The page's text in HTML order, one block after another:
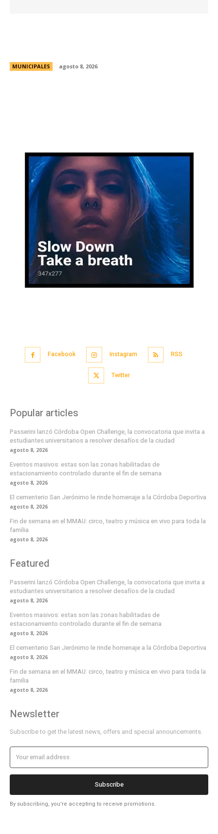
MUNICIPALES agosto 8, 2026
Facebook Instagram RSS
Twitter
Popular articles
Passerini lanzó Córdoba Open Challenge, la convocatoria que invita a
estudiantes universitarios a resolver desafíos de la ciudad
agosto 8, 2026
Eventos masivos: estas son las zonas habilitadas de
estacionamiento controlado durante el fin de semana
agosto 8, 2026
El cementerio San Jerónimo le rinde homenaje a la Córdoba Deportiva
agosto 8, 2026
Fin de semana en el MMAU: circo, teatro y música en vivo para toda la
familia
agosto 8, 2026
Featured
Passerini lanzó Córdoba Open Challenge, la convocatoria que invita a
estudiantes universitarios a resolver desafíos de la ciudad
agosto 8, 2026
Eventos masivos: estas son las zonas habilitadas de
estacionamiento controlado durante el fin de semana
agosto 8, 2026
El cementerio San Jerónimo le rinde homenaje a la Córdoba Deportiva
agosto 8, 2026
Fin de semana en el MMAU: circo, teatro y música en vivo para toda la
familia
agosto 8, 2026
Newsletter
Subscribe to get the latest news, offers and special announcements.
Subscribe
By subscribing, you're accepting to receive promotions.